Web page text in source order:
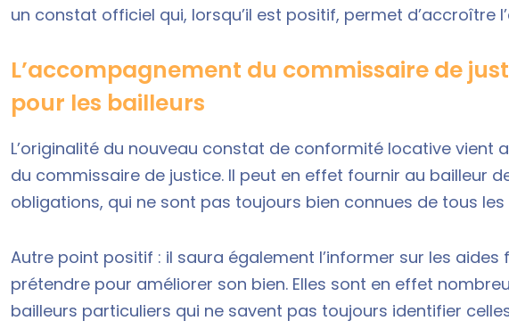
un constat officiel qui, lorsqu’il est positif, permet d’accroître
L’accompagnement du commissaire de
pour les bailleurs
L’originalité du nouveau constat de conformité locative vient
du commissaire de justice. Il peut en effet fournir au bailleur
obligations, qui ne sont pas toujours bien connues de tous
Autre point positif : il saura également l’informer sur les aides
prétendre pour améliorer son bien. Elles sont en effet
bailleurs particuliers qui ne savent pas toujours identifier